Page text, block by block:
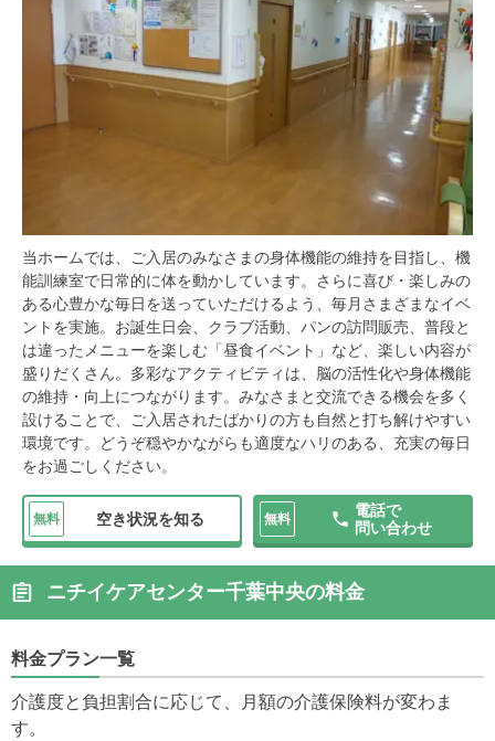
当ホームでは、ご入居のみなさまの身体機能の維持を目指し、機
能訓練室で日常的に体を動かしています。さらに喜び・楽しみの
ある心豊かな毎日を送っていただけるよう、毎月さまざまなイベ
ントを実施。お誕生日会、クラブ活動、パンの訪問販売、普段と
は違ったメニューを楽しむ「昼食イベント」など、楽しい内容が
盛りだくさん。多彩なアクティビティは、脳の活性化や身体機能
の維持・向上につながります。みなさまと交流できる機会を多く
設けることで、ご入居されたばかりの方も自然と打ち解けやすい
環境です。どうぞ穏やかながらも適度なハリのある、充実の毎日
をお過ごしください。
無料 空き状況を知る 無料
電話で
問い合わせ
ニチイケアセンター千葉中央の料金
料金プラン一覧
介護度と負担割合に応じて、月額の介護保険料が変わま
す。